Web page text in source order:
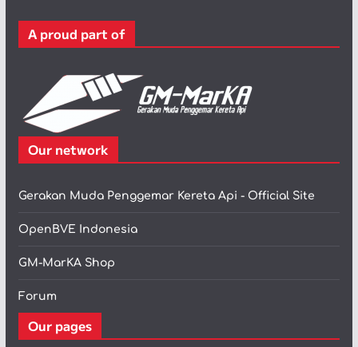
r
A proud part of
Our network
Gerakan Muda Penggemar Kereta Api - Official Site
OpenBVE Indonesia
GM-MarKA Shop
Forum
Our pages